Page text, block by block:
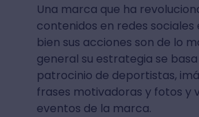
Una marca que ha
contenidos en redes sociales
bien sus acciones son de lo
general su estrategia se
patrocinio de deportistas,
frases motivadoras y fotos y
eventos de la marca.